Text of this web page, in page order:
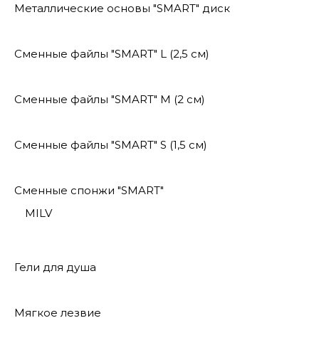
Металлические основы "SMART" диск
Сменные файлы "SMART" L (2,5 см)
Сменные файлы "SMART" M (2 см)
Сменные файлы "SMART" S (1,5 см)
Сменные спонжи "SMART"
MILV
Гели для душа
Мягкое лезвие